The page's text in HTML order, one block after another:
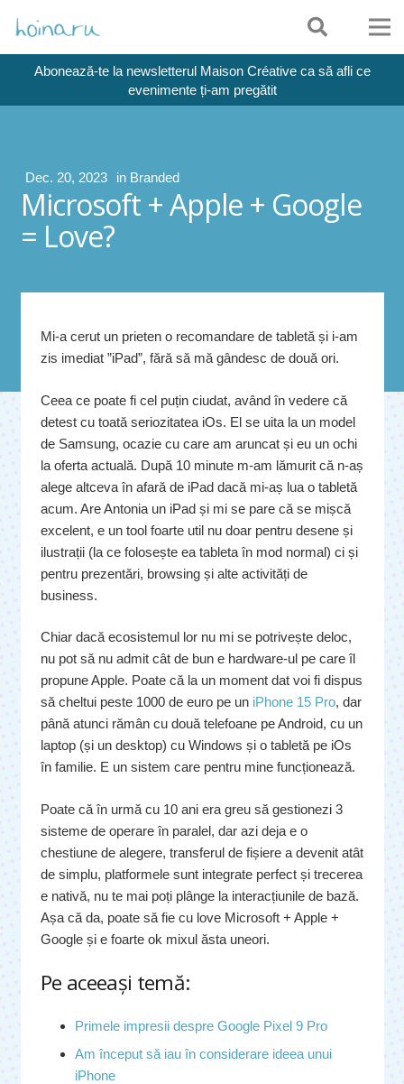
Abonează-te la newsletterul Maison Créative ca să afli ce
evenimente ți-am pregătit
Dec. 20, 2023 in Branded
Microsoft + Apple + Google
= Love?
Mi-a cerut un prieten o recomandare de tabletă și i-am
zis imediat ”iPad”, fără să mă gândesc de două ori.
Ceea ce poate fi cel puțin ciudat, având în vedere că
detest cu toată seriozitatea iOs. El se uita la un model
de Samsung, ocazie cu care am aruncat și eu un ochi
la oferta actuală. După 10 minute m-am lămurit că n-aș
alege altceva în afară de iPad dacă mi-aș lua o tabletă
acum. Are Antonia un iPad și mi se pare că se mișcă
excelent, e un tool foarte util nu doar pentru desene și
ilustrații (la ce folosește ea tableta în mod normal) ci și
pentru prezentări, browsing și alte activități de
business.
Chiar dacă ecosistemul lor nu mi se potrivește deloc,
nu pot să nu admit cât de bun e hardware-ul pe care îl
propune Apple. Poate că la un moment dat voi fi dispus
să cheltui peste 1000 de euro pe un iPhone 15 Pro, dar
până atunci rămân cu două telefoane pe Android, cu un
laptop (și un desktop) cu Windows și o tabletă pe iOs
în familie. E un sistem care pentru mine funcționează.
Poate că în urmă cu 10 ani era greu să gestionezi 3
sisteme de operare în paralel, dar azi deja e o
chestiune de alegere, transferul de fișiere a devenit atât
de simplu, platformele sunt integrate perfect și trecerea
e nativă, nu te mai poți plânge la interacțiunile de bază.
Așa că da, poate să fie cu love Microsoft + Apple +
Google și e foarte ok mixul ăsta uneori.
Pe aceeaşi temă:
Primele impresii despre Google Pixel 9 Pro
Am început să iau în considerare ideea unui
iPhone